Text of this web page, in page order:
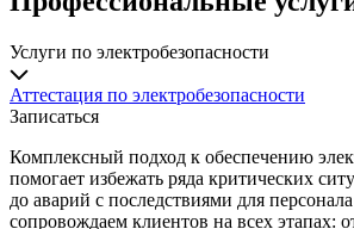
Услуги по электробезопасности
Аттестация по электробезопасности
Записаться
Комплексный подход к обеспечению
помогает избежать ряда критических
до аварий с последствиями для
сопровождаем клиентов на всех этапах: